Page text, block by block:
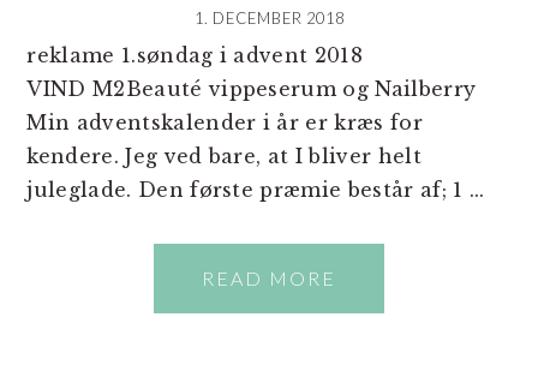
1. DECEMBER 2018
reklame 1.søndag i advent 2018
VIND M2Beauté vippeserum og Nailberry
Min adventskalender i år er kræs for
kendere. Jeg ved bare, at I bliver helt
juleglade. Den første præmie består af; 1 ...
READ MORE